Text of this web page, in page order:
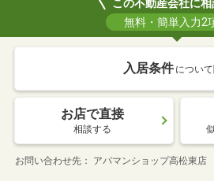
この不動産会社に相
無料・簡単入力2
入居条件 について
お店で直接
相談する
お問い合わせ先 アパマンショップ高松東